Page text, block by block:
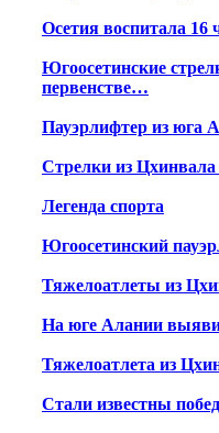
Осетия воспитала 16
Югоосетинские
первенстве…
Пауэрлифтер из юга
Стрелки из
Легенда спорта
Югоосетинский
Тяжелоатлеты из
На юге Алании
Тяжелоатлета из
Стали известны